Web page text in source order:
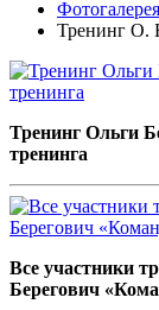
Фотогалерея
Тренинг О.
Тренинг Ольги
тренинга
Все участники
Берегович